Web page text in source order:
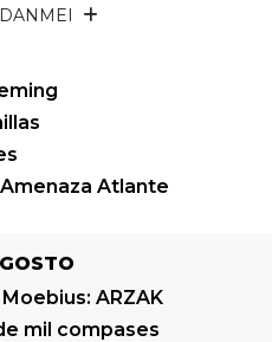
DANMEI
Atlante
ARZAK
mil compases